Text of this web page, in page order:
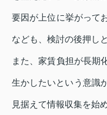
要因が上位に挙がって
なども、検討の後押し
また、家賃負担が長期
生かしたいという意識
見据えて情報収集を始